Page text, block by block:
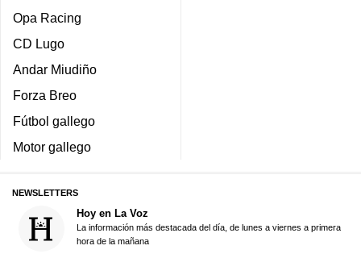
Opa Racing
CD Lugo
Andar Miudiño
Forza Breo
Fútbol gallego
Motor gallego
NEWSLETTERS
Hoy en La Voz
La información más destacada del día, de lunes a viernes a primera
hora de la mañana